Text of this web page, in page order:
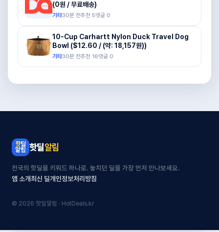
(0원 / 무료배송)
기타30분 전추천 5댓글 0
10-Cup Carhartt Nylon Duck Travel Dog
Bowl ($12.60 / (약: 18,157원))
기타30분 전추천 16댓글 0
핫딜알림
전국의 핫딜을 키워드 하나로. 놓치던 딜을 가장 먼저 만나보세요.
앱 소개최신 딜개인정보처리방침
© 2026 핫딜알림 · HotDeals.kr